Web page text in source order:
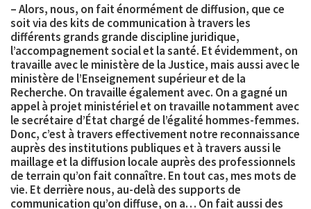
– Alors, nous, on fait énormément de diffusion, que ce
soit via des kits de communication à travers les
différents grands grande discipline juridique,
l’accompagnement social et la santé. Et évidemment, on
travaille avec le ministère de la Justice, mais aussi avec le
ministère de l’Enseignement supérieur et de la
Recherche. On travaille également avec. On a gagné un
appel à projet ministériel et on travaille notamment avec
le secrétaire d’État chargé de l’égalité hommes-femmes.
Donc, c’est à travers effectivement notre reconnaissance
auprès des institutions publiques et à travers aussi le
maillage et la diffusion locale auprès des professionnels
de terrain qu’on fait connaître. En tout cas, mes mots de
vie. Et derrière nous, au-delà des supports de
communication qu’on diffuse, on a… On fait aussi des